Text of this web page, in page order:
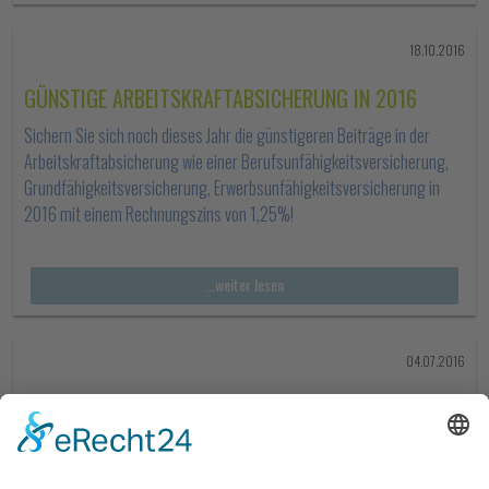
18.10.2016
GÜNSTIGE ARBEITSKRAFTABSICHERUNG IN 2016
Sichern Sie sich noch dieses Jahr die günstigeren Beiträge in der
Arbeitskraftabsicherung wie einer Berufsunfähigkeitsversicherung,
Grundfähigkeitsversicherung, Erwerbsunfähigkeitsversicherung in
2016 mit einem Rechnungszins von 1,25%!
...weiter lesen
04.07.2016
DA DIREKT IN ROSTOCK GESCHLOSSEN
Sie sind bei der DA-Direkt versichert und wünschen sich einen